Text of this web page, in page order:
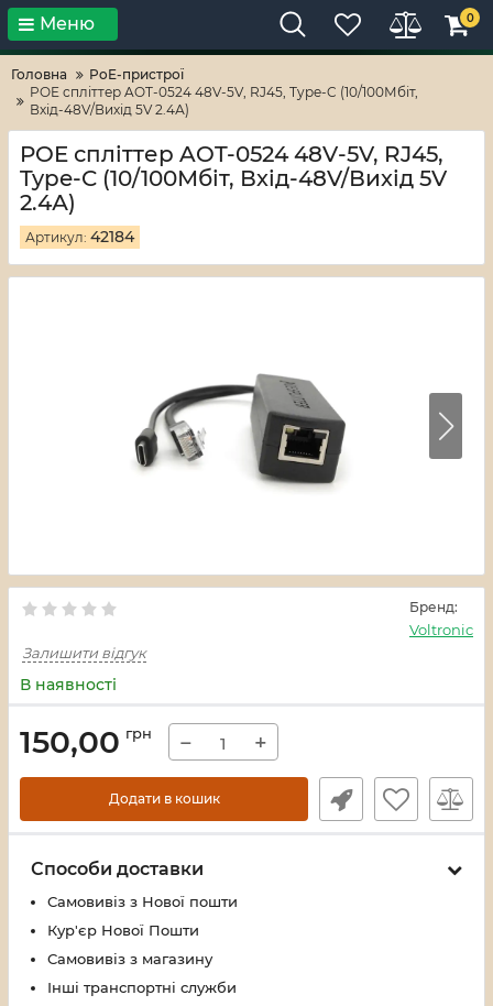
Тільки високі технології! RV-ZAFT
Меню 0
Головна
PoE-пристрої
POE спліттер AOT-0524 48V-5V, RJ45, Type-C (10/100Мбіт,
Вхід-48V/Вихід 5V 2.4А)
POE спліттер AOT-0524 48V-5V, RJ45,
Type-C (10/100Мбіт, Вхід-48V/Вихід 5V
2.4А)
Артикул: 42184
Бренд:
Voltronic
Залишити відгук
В наявності
150,00 грн − +
Додати в кошик
Способи доставки
Самовивіз з Нової пошти
Кур'єр Нової Пошти
Самовивіз з магазину
Інші транспортні служби